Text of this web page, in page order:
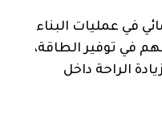
في عمليات البناء
في توفير الطاقة،
الراحة داخل